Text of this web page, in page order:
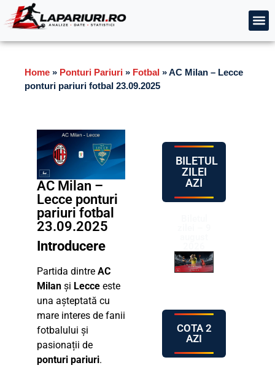
Home » Ponturi Pariuri » Fotbal »AC Milan – Lecce
ponturi pariuri fotbal 23.09.2025
AC Milan –
Lecce ponturi
pariuri fotbal
23.09.2025
Introducere
Partida dintre AC
Milan și Lecce este
una așteptată cu
mare interes de fanii
fotbalului și
pasionații de
ponturi pariuri.
BILETUL
ZILEI
AZI
COTA 2
AZI